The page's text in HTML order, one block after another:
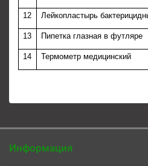
12 Лейкопластырь
13 Пипетка глазная в футляре
14 Термометр медицинский
Информация